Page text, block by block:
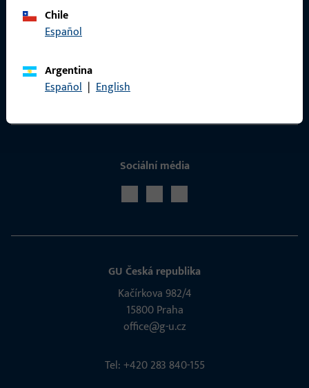
Chile
Español
Argentina
Español | English
Sociální média
GU Česká republika
Kačírkova 982/4
15800 Praha
office@g-u.cz
Tel: +420 283 840-155